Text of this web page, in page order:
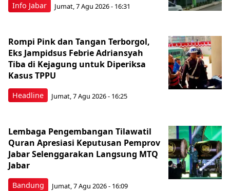
Info Jabar Jumat, 7 Agu 2026 - 16:31
Headline
Rompi Pink dan Tangan Terborgol,
Eks Jampidsus Febrie Adriansyah
Tiba di Kejagung untuk Diperiksa
Kasus TPPU
Jumat, 7 Agu 2026 - 16:25
Bandung
Lembaga Pengembangan Tilawatil
Quran Apresiasi Keputusan Pemprov
Jabar Selenggarakan Langsung MTQ
Jabar
Jumat, 7 Agu 2026 - 16:09